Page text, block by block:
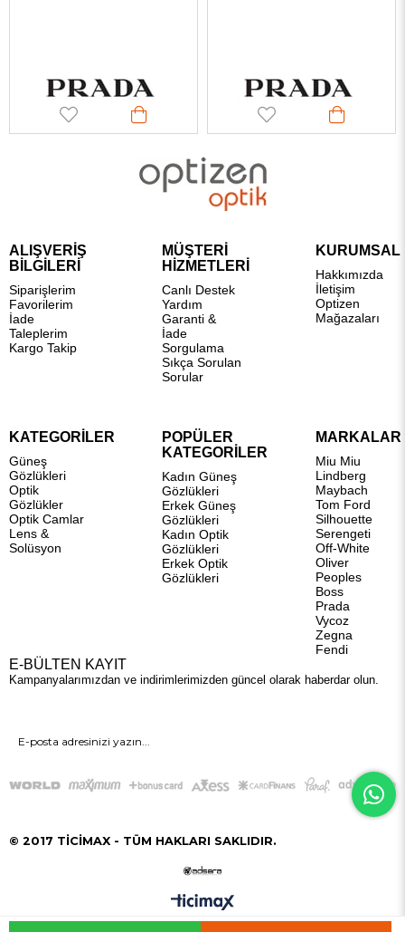
ALIŞVERİŞ
BİLGİLERİ
Siparişlerim
Favorilerim
İade
Taleplerim
Kargo Takip
MÜŞTERİ
HİZMETLERİ
Canlı Destek
Yardım
Garanti &
İade
Sorgulama
Sıkça Sorulan
Sorular
KURUMSAL
Hakkımızda
İletişim
Optizen
Mağazaları
KATEGORİLER
Güneş
Gözlükleri
Optik
Gözlükler
Optik Camlar
Lens &
Solüsyon
POPÜLER
KATEGORİLER
Kadın Güneş
Gözlükleri
Erkek Güneş
Gözlükleri
Kadın Optik
Gözlükleri
Erkek Optik
Gözlükleri
MARKALAR
Miu Miu
Lindberg
Maybach
Tom Ford
Silhouette
Serengeti
Off-White
Oliver
Peoples
Boss
Prada
Vycoz
Zegna
Fendi
E-BÜLTEN KAYIT
Kampanyalarımızdan ve indirimlerimizden güncel olarak haberdar olun.
GÖNDER
© 2017 TİCİMAX - TÜM HAKLARI SAKLIDIR.